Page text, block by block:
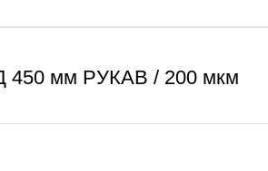
450 мм РУКАВ / 200 мкм